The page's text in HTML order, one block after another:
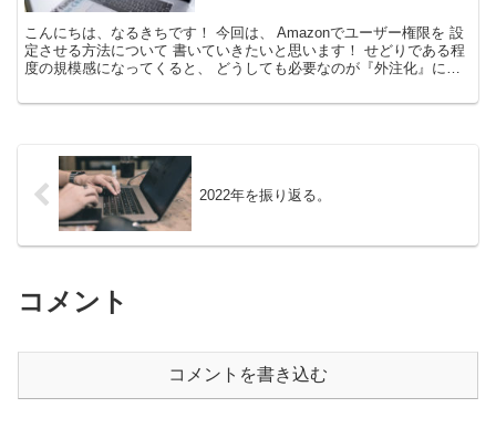
こんにちは、なるきちです！ 今回は、 Amazonでユーザー権限を 設
定させる方法について 書いていきたいと思います！ せどりである程
度の規模感になってくると、 どうしても必要なのが『外注化』にな
2022年を振り返る。
コメント
コメントを書き込む